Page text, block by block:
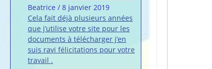
Beatrice / 8 janvier 2019
Cela fait déjà plusieurs années
que j’utilise votre site pour les
documents à télécharger j’en
suis ravi félicitations pour votre
travail .